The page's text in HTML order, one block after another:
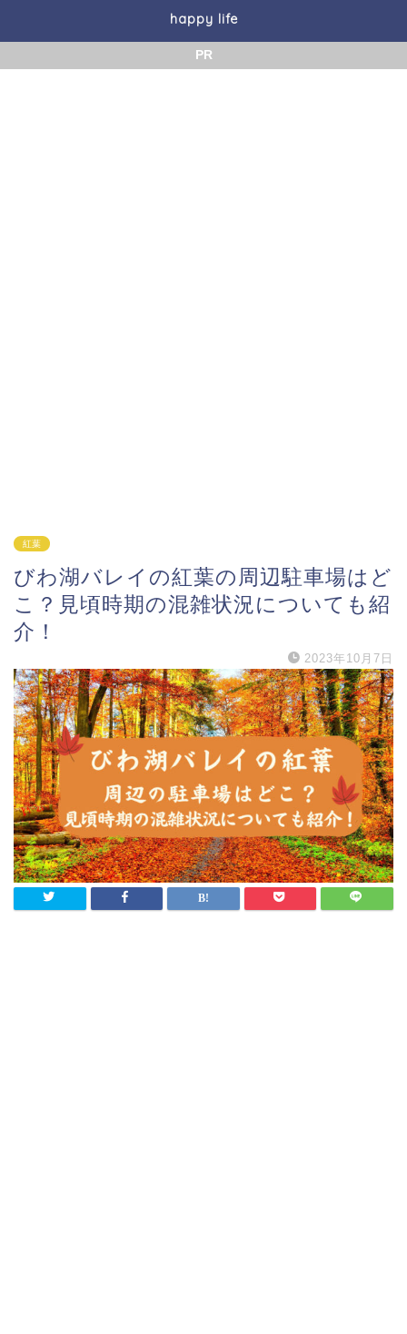
happy life
PR
紅葉
びわ湖バレイの紅葉の周辺駐車場はど
こ？見頃時期の混雑状況についても紹
介！
2023年10月7日